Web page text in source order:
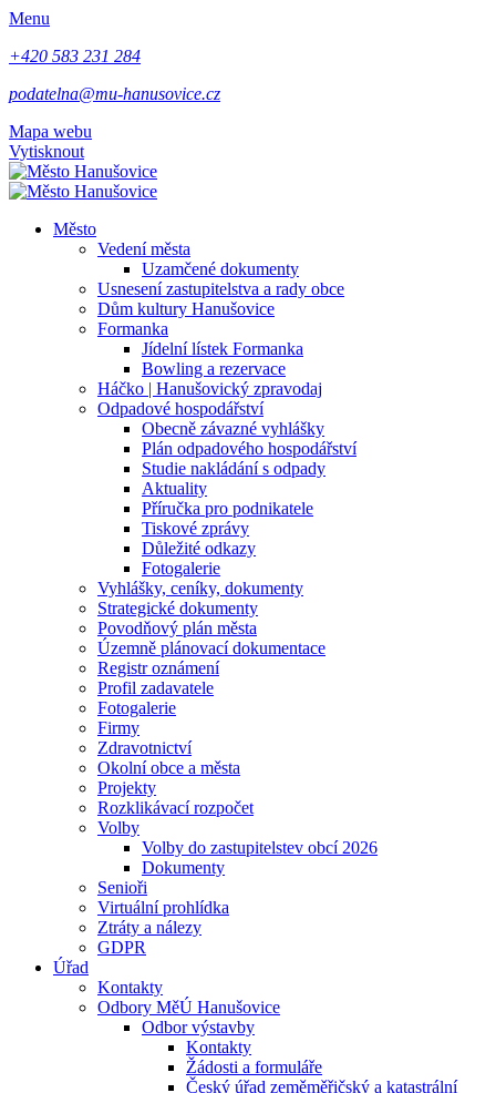
Menu
+420 583 231 284
podatelna@mu-hanusovice.cz
Mapa webu
Vytisknout
Město
Vedení města
Uzamčené dokumenty
Usnesení zastupitelstva a rady obce
Dům kultury Hanušovice
Formanka
Jídelní lístek Formanka
Bowling a rezervace
Háčko | Hanušovický zpravodaj
Odpadové hospodářství
Obecně závazné vyhlášky
Plán odpadového hospodářství
Studie nakládání s odpady
Aktuality
Příručka pro podnikatele
Tiskové zprávy
Důležité odkazy
Fotogalerie
Vyhlášky, ceníky, dokumenty
Strategické dokumenty
Povodňový plán města
Územně plánovací dokumentace
Registr oznámení
Profil zadavatele
Fotogalerie
Firmy
Zdravotnictví
Okolní obce a města
Projekty
Rozklikávací rozpočet
Volby
Volby do zastupitelstev obcí 2026
Dokumenty
Senioři
Virtuální prohlídka
Ztráty a nálezy
GDPR
Úřad
Kontakty
Odbory MěÚ Hanušovice
Odbor výstavby
Kontakty
Žádosti a formuláře
Český úřad zeměměřičský a katastrální